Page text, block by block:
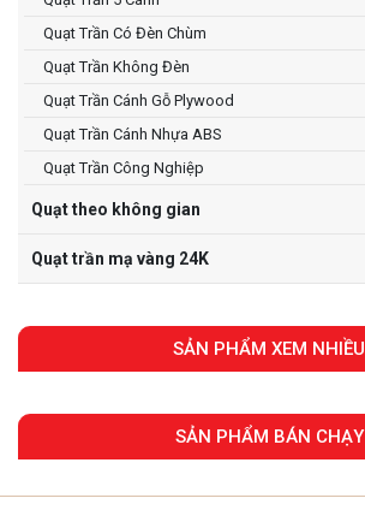
Quạt Trần Có Đèn Chùm
Quạt Trần Không Đèn
Quạt Trần Cánh Gỗ Plywood
Quạt Trần Cánh Nhựa ABS
Quạt Trần Công Nghiệp
Quạt theo không gian
Quạt trần mạ vàng 24K
SẢN PHẨM XEM NHIỀU
SẢN PHẨM BÁN CHẠY